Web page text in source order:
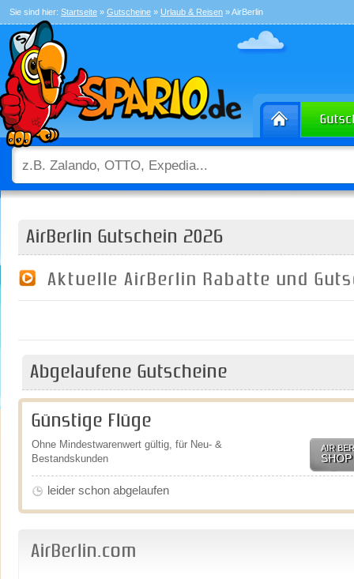
Sie sind hier: Startseite » Gutscheine » Urlaub & Reisen » AirBerlin
AirBerlin Gutschein 2026
Aktuelle AirBerlin Rabatte und
Abgelaufene Gutscheine
Günstige Flüge
Ohne Mindestwarenwert gültig, für Neu- &
Bestandskunden
AIR
leider schon abgelaufen
AirBerlin.com